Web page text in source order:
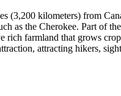
(3,200 kilometers) from
as the Cherokee. Part of
farmland that grows
attracting hikers,